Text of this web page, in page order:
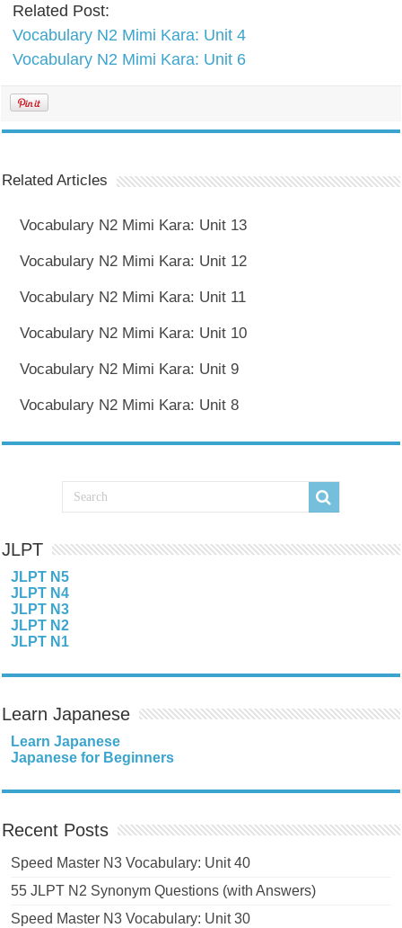
Related Post:
Vocabulary N2 Mimi Kara: Unit 4
Vocabulary N2 Mimi Kara: Unit 6
Related Articles
Vocabulary N2 Mimi Kara: Unit 13
Vocabulary N2 Mimi Kara: Unit 12
Vocabulary N2 Mimi Kara: Unit 11
Vocabulary N2 Mimi Kara: Unit 10
Vocabulary N2 Mimi Kara: Unit 9
Vocabulary N2 Mimi Kara: Unit 8
JLPT
JLPT N5
JLPT N4
JLPT N3
JLPT N2
JLPT N1
Learn Japanese
Learn Japanese
Japanese for Beginners
Recent Posts
Speed Master N3 Vocabulary: Unit 40
55 JLPT N2 Synonym Questions (with Answers)
Speed Master N3 Vocabulary: Unit 30